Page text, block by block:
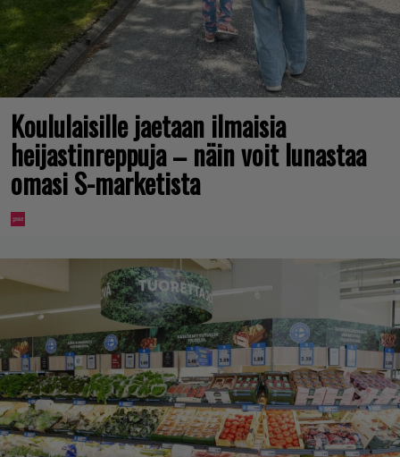
Koululaisille jaetaan ilmaisia
heijastinreppuja – näin voit lunastaa
omasi S-marketista